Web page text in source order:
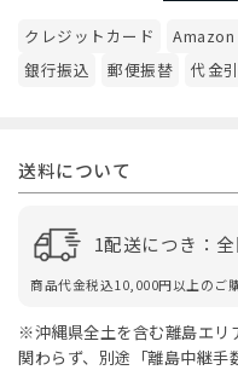
クレジットカード Amazon
銀行振込
郵便振替 代金
送料について
1配送につき：
商品代金税込10,000円以上のご
※沖縄県全土を含む離島エリ
関わらず、別途「離島中継手